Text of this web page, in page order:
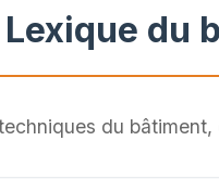
Lexique du
du